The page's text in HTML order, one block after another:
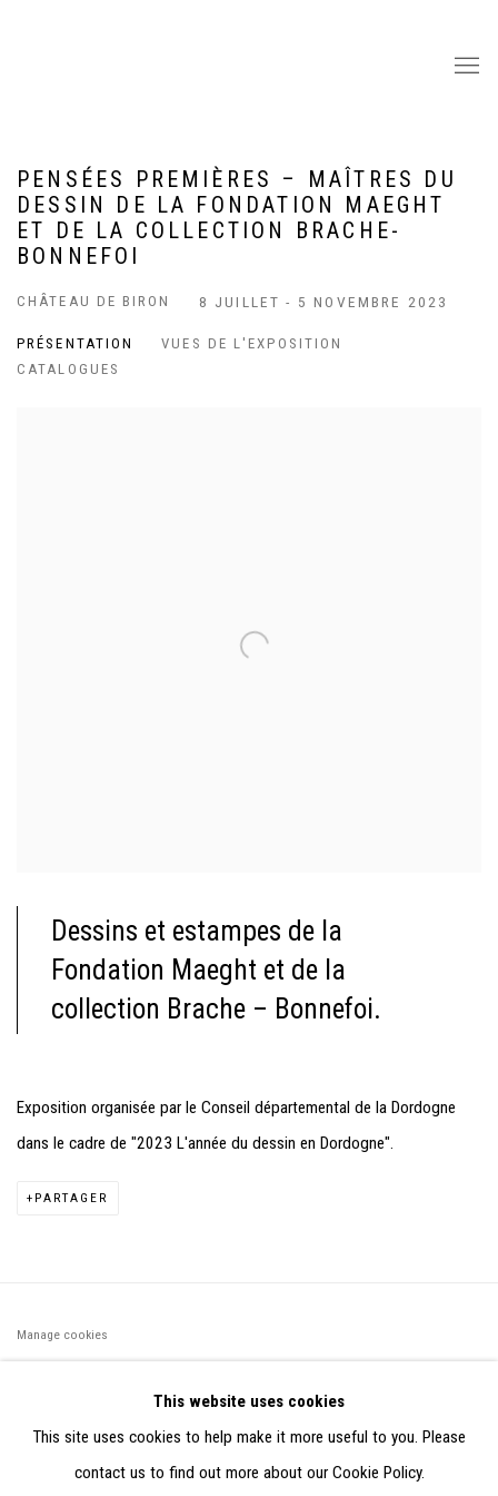
PENSÉES PREMIÈRES – MAÎTRES DU
DESSIN DE LA FONDATION MAEGHT
ET DE LA COLLECTION BRACHE-
BONNEFOI
CHÂTEAU DE BIRON 8 JUILLET - 5 NOVEMBRE 2023
PRÉSENTATION
VUES DE L'EXPOSITION
CATALOGUES
Dessins et estampes de la
Fondation Maeght et de la
collection Brache – Bonnefoi.
Exposition organisée par le Conseil départemental de la Dordogne
dans le cadre de "2023 L'année du dessin en Dordogne".
PARTAGER
Manage cookies
PARTIR DES DONNÉES COLLECTÉES PAR ELISABETH KLIMOFF
DE 2015 À 2019
SITE BY ARTLOGIC
This website uses cookies
This site uses cookies to help make it more useful to you. Please
contact us to find out more about our Cookie Policy.